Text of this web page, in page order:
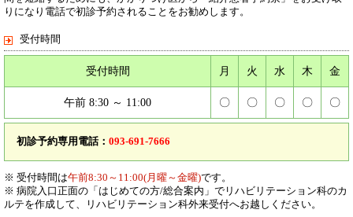
りになり電話で初診予約されることをお勧めします。
受付時間
受付時間 月 火 水 木 金
午前 8:30 ～ 11:00 〇 〇 〇 〇 〇
初診予約専用電話： 093-691-7666
※ 受付時間は午前8:30～11:00(月曜～金曜)です。
※ 病院入口正面の「はじめての方/総合案内」でリハビリテーション科のカ
ルテを作成して、リハビリテーション科外来受付へお越しください。